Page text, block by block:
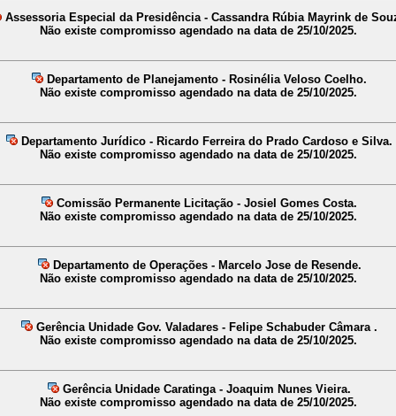
Assessoria Especial da Presidência - Cassandra Rúbia Mayrink de
Não existe compromisso agendado na data de 25/10/2025.
Departamento de Planejamento - Rosinélia Veloso Coelho.
Não existe compromisso agendado na data de 25/10/2025.
Departamento Jurídico - Ricardo Ferreira do Prado Cardoso e Silva.
Não existe compromisso agendado na data de 25/10/2025.
Comissão Permanente Licitação - Josiel Gomes Costa.
Não existe compromisso agendado na data de 25/10/2025.
Departamento de Operações - Marcelo Jose de Resende.
Não existe compromisso agendado na data de 25/10/2025.
Gerência Unidade Gov. Valadares - Felipe Schabuder Câmara .
Não existe compromisso agendado na data de 25/10/2025.
Gerência Unidade Caratinga - Joaquim Nunes Vieira.
Não existe compromisso agendado na data de 25/10/2025.